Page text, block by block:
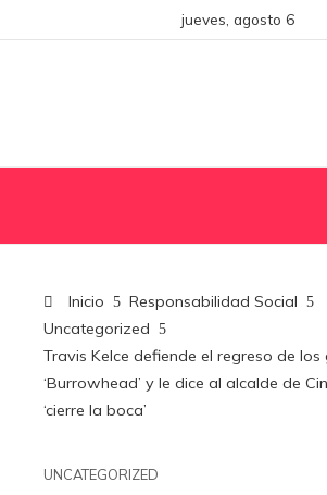
jueves, agosto 6
Inicio
Responsabilidad Social
Uncategorized
Travis Kelce defiende el regreso de los
‘Burrowhead’ y le dice al alcalde de
‘cierre la boca’
UNCATEGORIZED